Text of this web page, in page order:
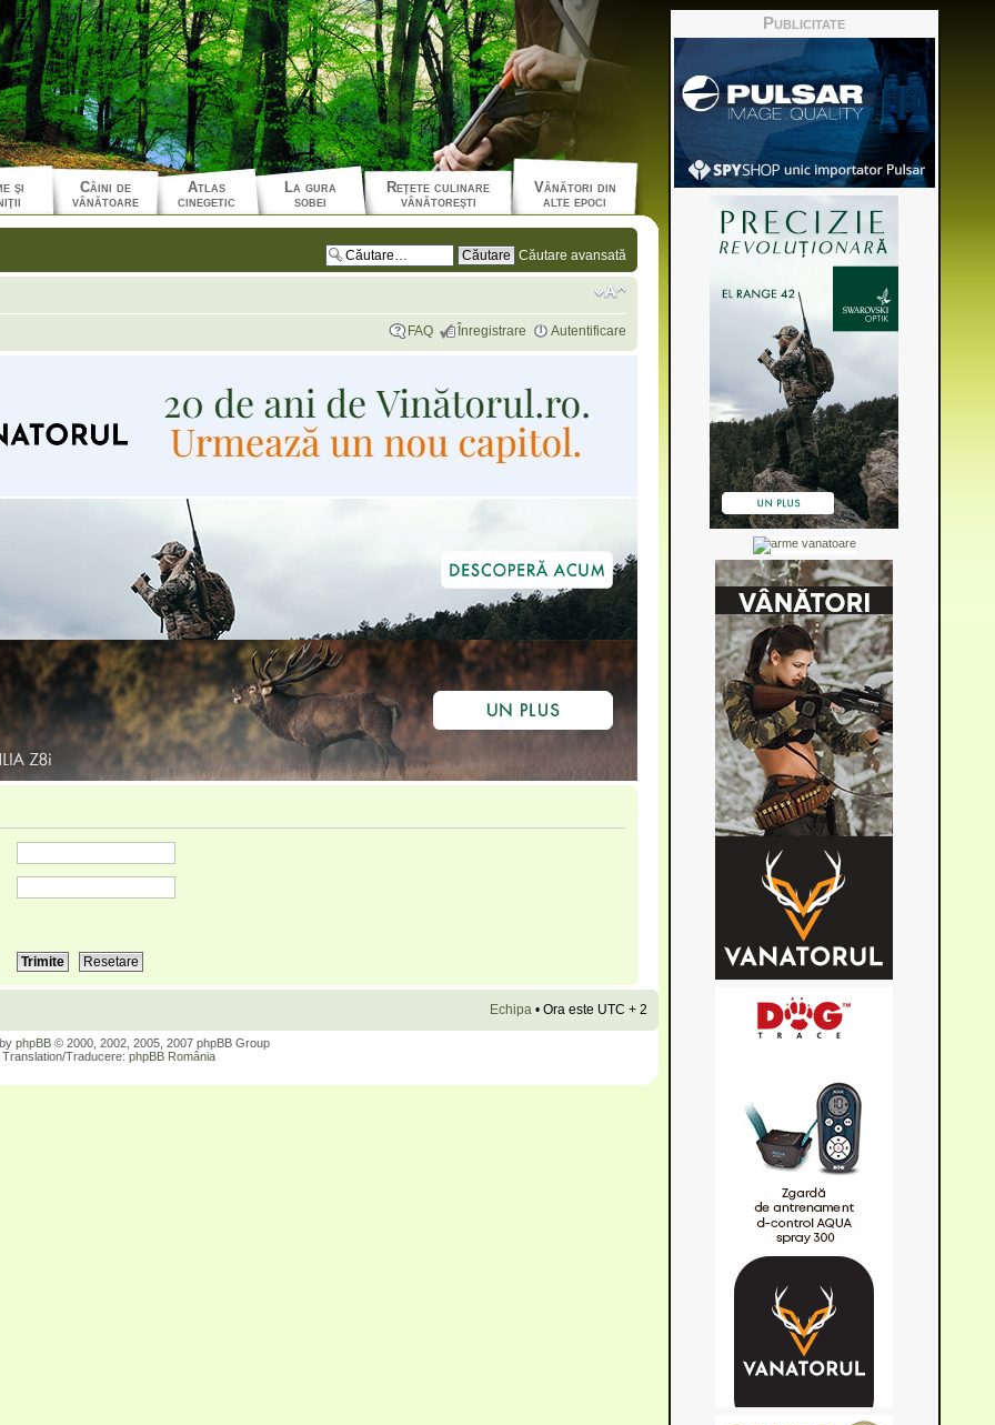
şi
Câini de
vânătoare
Atlas
cinegetic
La gura
sobei
Reţete culinare
vânătoreşti
Vânători din
alte epoci
Căutare avansată
FAQ Înregistrare Autentificare
Echipa• Ora este UTC + 2
phpBB © 2000, 2002, 2005, 2007 phpBB Group
Translation/Traducere: phpBB România
Publicitate